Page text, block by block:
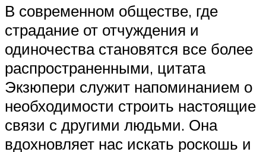
В современном обществе, где
страдание от отчуждения и
одиночества становятся все более
распространенными, цитата
Экзюпери служит напоминанием о
необходимости строить настоящие
связи с другими людьми. Она
вдохновляет нас искать роскошь и